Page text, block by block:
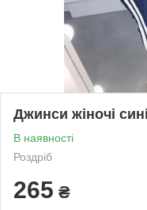
Джинси жіночі сині
В наявності
Роздріб
265 ₴